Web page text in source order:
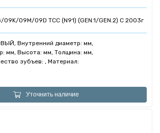
09K/09M/09D TCC (N91) (GEN.1/GEN.2) C 2003г
Внутренний диаметр: мм,
мм, Высота: мм, Толщина: мм,
зубъев: , Материал:
Уточнить наличие